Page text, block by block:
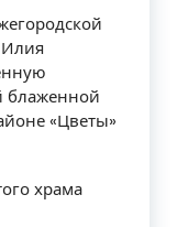
Илия
блаженной
«Цветы»
храма